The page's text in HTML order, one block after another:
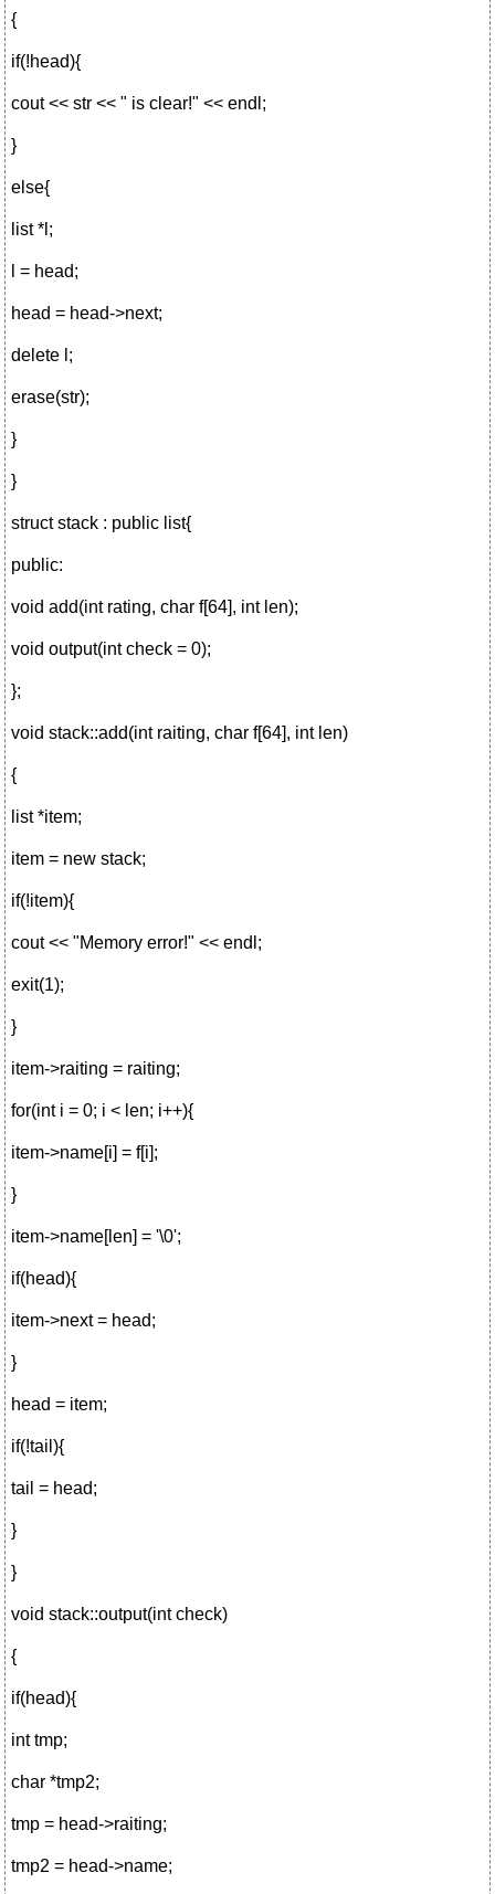
{
if(!head){
cout << str << " is clear!" << endl;
}
else{
list *l;
l = head;
head = head->next;
delete l;
erase(str);
}
}
struct stack : public list{
public:
void add(int rating, char f[64], int len);
void output(int check = 0);
};
void stack::add(int raiting, char f[64], int len)
{
list *item;
item = new stack;
if(!item){
cout << "Memory error!" << endl;
exit(1);
}
item->raiting = raiting;
for(int i = 0; i < len; i++){
item->name[i] = f[i];
}
item->name[len] = '\0';
if(head){
item->next = head;
}
head = item;
if(!tail){
tail = head;
}
}
void stack::output(int check)
{
if(head){
int tmp;
char *tmp2;
tmp = head->raiting;
tmp2 = head->name;